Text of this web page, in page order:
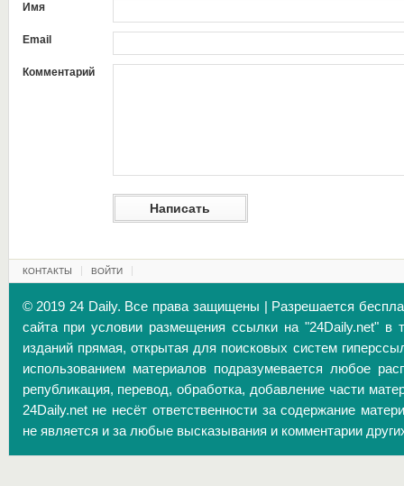
Имя
Email
Комментарий
КОНТАКТЫ ВОЙТИ
© 2019 24 Daily. Все права защищены | Разрешается
сайта при условии размещения ссылки на "24Daily.net" в
изданий прямая, открытая для поисковых систем
использованием материалов подразумевается любое
републикация, перевод, обработка, добавление части
24Daily.net не несёт ответственности за содержание
не является и за любые высказывания и комментарии